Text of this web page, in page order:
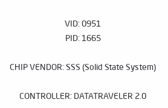
VID: 0951
PID: 1665
CHIP VENDOR: SSS (Solid State System)
CONTROLLER: DATATRAVELER 2.0